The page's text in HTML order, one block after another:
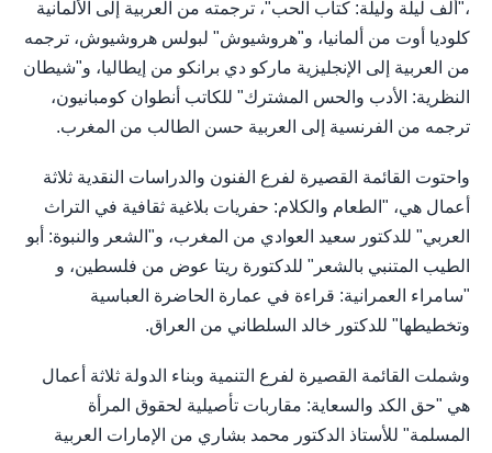
،"ألف ليلة وليلة: كتاب الحب"، ترجمته من العربية إلى الألمانية
كلوديا أوت من ألمانيا، و"هروشيوش" لبولس هروشيوش، ترجمه
من العربية إلى الإنجليزية ماركو دي برانكو من إيطاليا، و"شيطان
النظرية: الأدب والحس المشترك" للكاتب أنطوان كومبانيون،
ترجمه من الفرنسية إلى العربية حسن الطالب من المغرب.
واحتوت القائمة القصيرة لفرع الفنون والدراسات النقدية ثلاثة
أعمال هي، "الطعام والكلام: حفريات بلاغية ثقافية في التراث
العربي" للدكتور سعيد العوادي من المغرب، و"الشعر والنبوة: أبو
الطيب المتنبي بالشعر" للدكتورة ريتا عوض من فلسطين، و
"سامراء العمرانية: قراءة في عمارة الحاضرة العباسية
وتخطيطها" للدكتور خالد السلطاني من العراق.
وشملت القائمة القصيرة لفرع التنمية وبناء الدولة ثلاثة أعمال
هي "حق الكد والسعاية: مقاربات تأصيلية لحقوق المرأة
المسلمة" للأستاذ الدكتور محمد بشاري من الإمارات العربية